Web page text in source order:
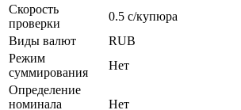
Скорость
проверки
0.5 с/купюра
Виды валют
RUB
Режим
суммирования
Нет
Определение
номинала
Нет